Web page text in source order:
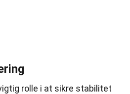
rolle i at sikre stabilitet